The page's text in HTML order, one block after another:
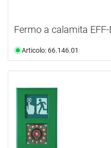
Fermo a calamita
Articolo: 66.146.01